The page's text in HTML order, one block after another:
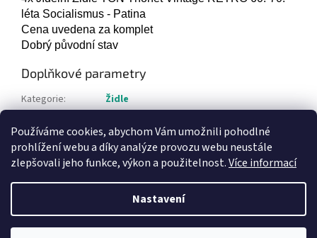
Používáme cookies, abychom Vám umožnili pohodlné
prohlížení webu a díky analýze provozu webu neustále
zlepšovali jeho funkce, výkon a použitelnost.Více informací
Nastavení
léta Socialismus - Patina
Cena uvedena za komplet
Dobrý původní stav
Doplňkové parametry
Kategorie:
Židle
Položka byla vyprodána…
Vytvořil Shoptet